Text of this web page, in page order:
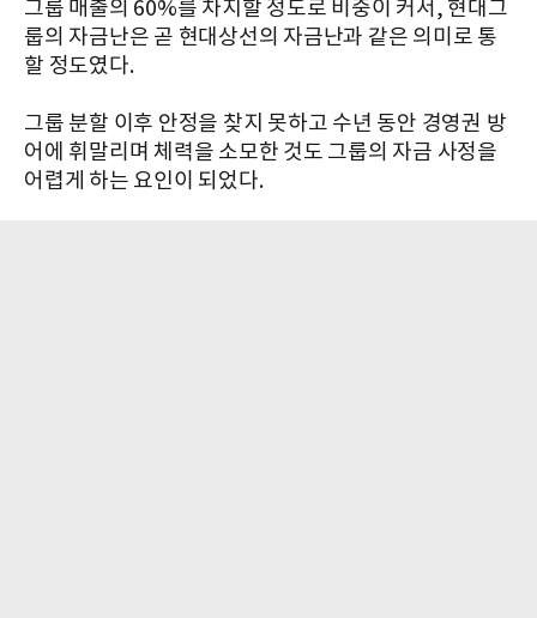
그룹 매출의 60%를 차지할 정도로 비중이 커서, 현대그
룹의 자금난은 곧 현대상선의 자금난과 같은 의미로 통
할 정도였다.
그룹 분할 이후 안정을 찾지 못하고 수년 동안 경영권 방
어에 휘말리며 체력을 소모한 것도 그룹의 자금 사정을
어렵게 하는 요인이 되었다.